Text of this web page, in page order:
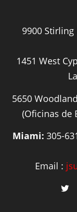
9900 Stirling
1451 West
5650
(Oficinas de
Miami: 305-
Email :